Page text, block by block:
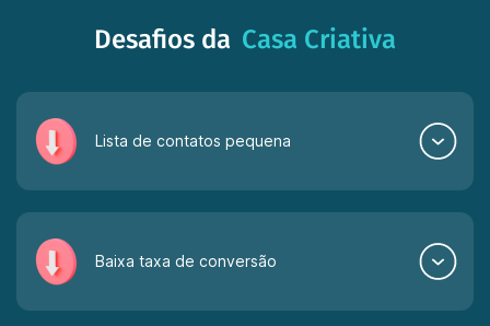
Desafios da Casa Criativa
Lista de contatos pequena
Baixa taxa de conversão